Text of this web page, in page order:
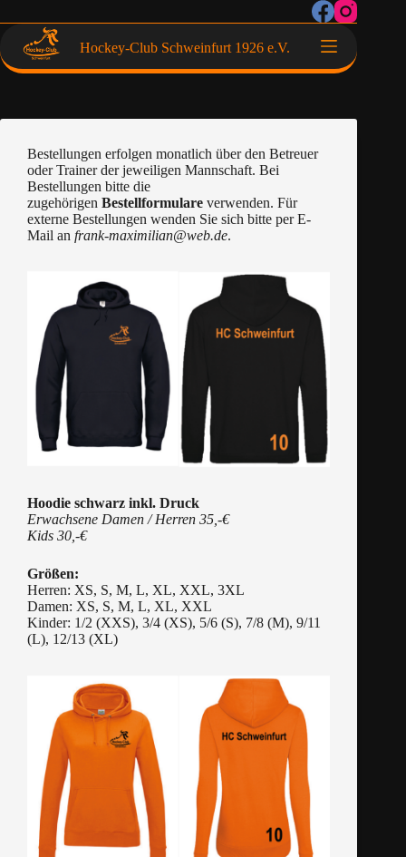
Hockey-Club Schweinfurt 1926 e.V.
Bestellungen erfolgen monatlich über den Betreuer
oder Trainer der jeweiligen Mannschaft. Bei
Bestellungen bitte die
zugehörigen Bestellformulare verwenden. Für
externe Bestellungen wenden Sie sich bitte per E-
Mail an frank-maximilian@web.de.
Hoodie schwarz inkl. Druck
Erwachsene Damen / Herren 35,-€
Kids 30,-€
Größen:
Herren: XS, S, M, L, XL, XXL, 3XL
Damen: XS, S, M, L, XL, XXL
Kinder: 1/2 (XXS), 3/4 (XS), 5/6 (S), 7/8 (M), 9/11
(L), 12/13 (XL)